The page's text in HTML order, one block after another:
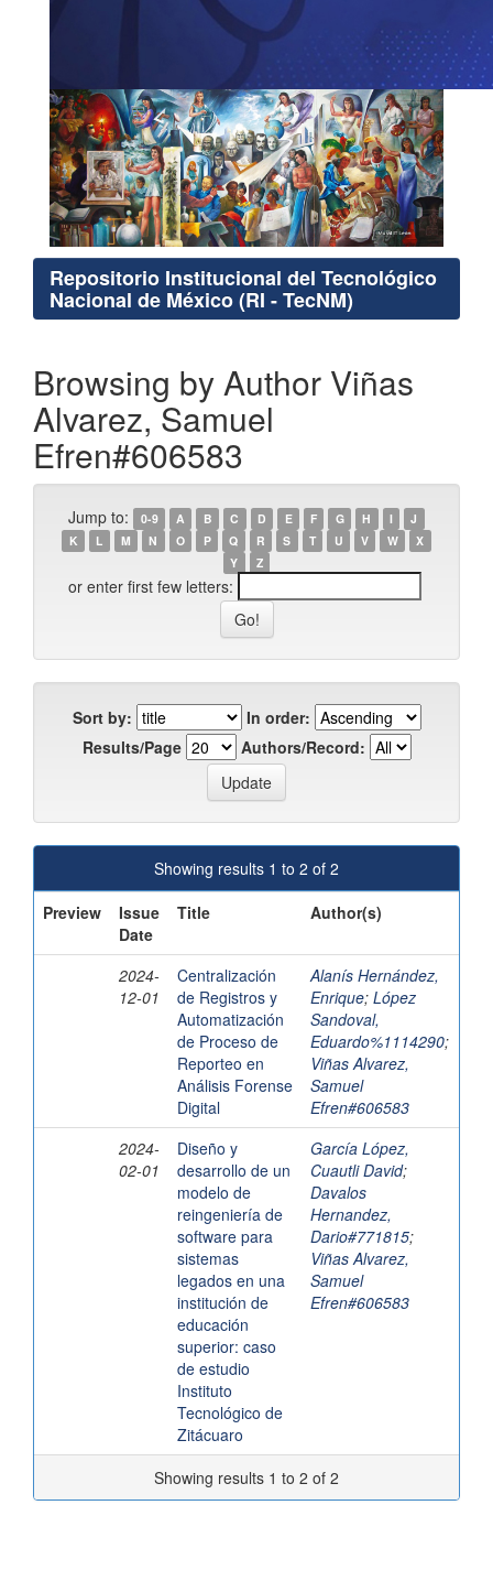
Repositorio Institucional del Tecnológico
Nacional de México (RI - TecNM)
Browsing by Author Viñas
Alvarez, Samuel
Efren#606583
Jump to: 0-9 A B C D E F G H I
J
K
L M N O P Q R S T U V W
X
Y
Z
or enter first few letters:
Sort by:
In order:
Results/Page
Authors/Record:
Showing results 1 to 2 of 2
Preview
Issue
Date
Title Author(s)
2024-
12-01
Centralización
de Registros y
Automatización
de Proceso de
Reporteo en
Análisis Forense
Digital
Alanís Hernández,
Enrique; López
Sandoval,
Eduardo%1114290;
Viñas Alvarez,
Samuel
Efren#606583
2024-
02-01
Diseño y
desarrollo de un
modelo de
reingeniería de
software para
sistemas
legados en una
institución de
educación
superior: caso
de estudio
Instituto
Tecnológico de
Zitácuaro
García López,
Cuautli David;
Davalos
Hernandez,
Dario#771815;
Viñas Alvarez,
Samuel
Efren#606583
Showing results 1 to 2 of 2